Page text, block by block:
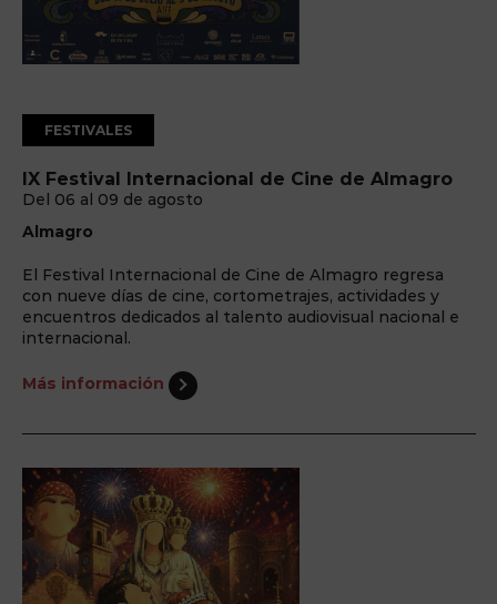
FESTIVALES
IX Festival Internacional de Cine de Almagro
Del 06 al 09 de agosto
Almagro
El Festival Internacional de Cine de Almagro regresa
con nueve días de cine, cortometrajes, actividades y
encuentros dedicados al talento audiovisual nacional e
internacional.
Más información